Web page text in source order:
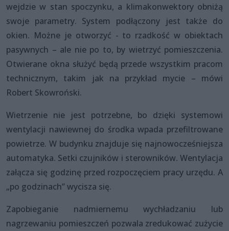
wejdzie w stan spoczynku, a klimakonwektory obniżą
swoje parametry. System podłączony jest także do
okien. Możne je otworzyć - to rzadkość w obiektach
pasywnych – ale nie po to, by wietrzyć pomieszczenia.
Otwierane okna służyć będą przede wszystkim pracom
technicznym, takim jak na przykład mycie – mówi
Robert Skowroński.
Wietrzenie nie jest potrzebne, bo dzięki systemowi
wentylacji nawiewnej do środka wpada przefiltrowane
powietrze. W budynku znajduje się najnowocześniejsza
automatyka. Setki czujników i sterowników. Wentylacja
załącza się godzinę przed rozpoczęciem pracy urzędu. A
„po godzinach” wycisza się.
Zapobieganie nadmiernemu wychładzaniu lub
nagrzewaniu pomieszczeń pozwala zredukować zużycie